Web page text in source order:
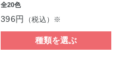
全20色
396円 （税込）※
種類を選ぶ